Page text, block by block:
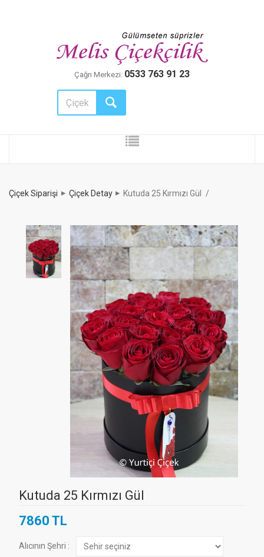
Çağrı Merkezi: 0533 763 91 23
Çiçek Siparişi Çiçek Detay Kutuda 25 Kırmızı Gül
Kutuda 25 Kırmızı Gül
7860 TL
Alıcının Şehri :